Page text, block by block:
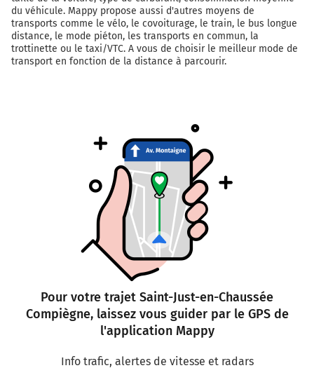
du véhicule. Mappy propose aussi d'autres moyens de
transports comme le vélo, le covoiturage, le train, le bus longue
distance, le mode piéton, les transports en commun, la
trottinette ou le taxi/VTC. A vous de choisir le meilleur mode de
transport en fonction de la distance à parcourir.
Pour votre trajet Saint-Just-en-Chaussée
Compiègne, laissez vous guider par le GPS de
l'application Mappy
Info trafic, alertes de vitesse et radars